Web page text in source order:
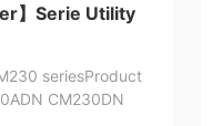
】Serie Utility
seriesProduct
CM230DN